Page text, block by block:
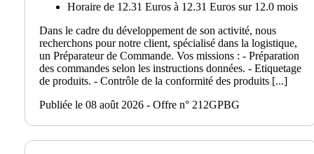
Horaire de 12.31 Euros à 12.31 Euros sur 12.0 mois
Dans le cadre du développement de son activité, nous
recherchons pour notre client, spécialisé dans la logistique,
un Préparateur de Commande. Vos missions : - Préparation
des commandes selon les instructions données. - Etiquetage
de produits. - Contrôle de la conformité des produits [...]
Publiée le 08 août 2026 - Offre n° 212GPBG